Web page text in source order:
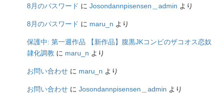
8月のパスワード に Josondannpisensen＿admin より
8月のパスワード に maru_n より
保護中: 第一週作品 【新作品】腹黒JKコンビのザコオス恋奴
隷化調教 に maru_n より
お問い合わせ に maru_n より
お問い合わせ に Josondannpisensen＿admin より